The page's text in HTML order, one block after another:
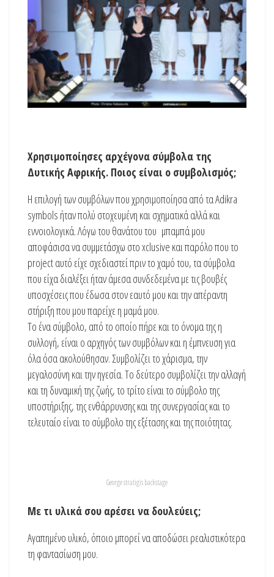
Χρησιμοποίησες αρχέγονα σύμβολα της
Δυτικής Αφρικής. Ποιος είναι ο συμβολισμός;
Η επιλογή των συμβόλων που χρησιμοποίησα από τα Adikra
symbols ήταν πολύ στοχευμένη και σχηματικά αλλά και
εννοιολογικά. Λόγω του θανάτου του μπαμπά μου
αποφάσισα να συμμετάσχω στο xclusive και παρόλο που το
project αυτό είχε σχεδιαστεί πριν το χαμό του, τα σύμβολα
που είχα διαλέξει ήταν άμεσα συνδεδεμένα με τις βουβές
υποσχέσεις που έδωσα στον εαυτό μου και την απέραντη
στήριξη που μου παρείχε η μαμά μου.
Το ένα σύμβολο, από το οποίο πήρε και το όνομα της η
συλλογή, είναι ο αρχηγός των συμβόλων και η έμπνευση για
όλα όσα ακολούθησαν. Συμβολίζει το χάρισμα, την
μεγαλοσύνη και την ηγεσία. Το δεύτερο συμβολίζει την αλλαγή
και τη δυναμική της ζωής, το τρίτο είναι το σύμβολο της
υποστήριξης, της ενθάρρυνσης και της συνεργασίας και το
τελευταίο είναι το σύμβολο της εξέτασης και της ποιότητας.
George stratigis backstage
Με τι υλικά σου αρέσει να δουλεύεις;
Αγαπημένο υλικό, όποιο μπορεί να αποδώσει ρεαλιστικότερα
τη φαντασίωση μου.